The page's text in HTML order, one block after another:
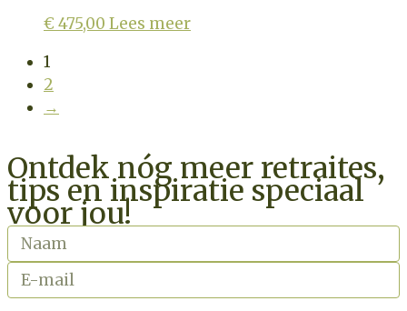
€ 475,00 Lees meer
1
2
→
Ontdek nóg meer retraites,
tips en inspiratie speciaal
voor jou!